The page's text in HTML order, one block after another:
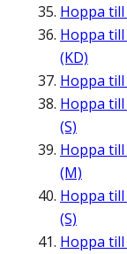
Hoppa till
Hoppa till
(KD)
Hoppa till
Hoppa till
(S)
Hoppa till
(M)
Hoppa till
(S)
Hoppa till